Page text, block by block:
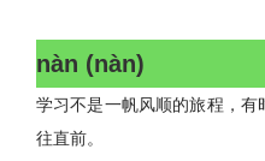
nàn (nàn)
学习不是一帆风顺的旅程，
往直前。